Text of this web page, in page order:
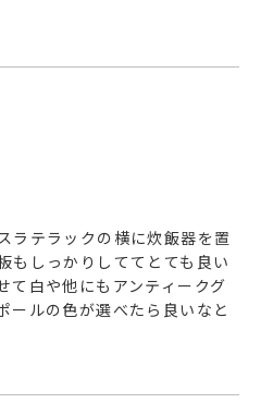
ラテラックの横に炊飯器を置
もしっかりしててとても良い
て白や他にもアンティークグ
ールの色が選べたら良いなと